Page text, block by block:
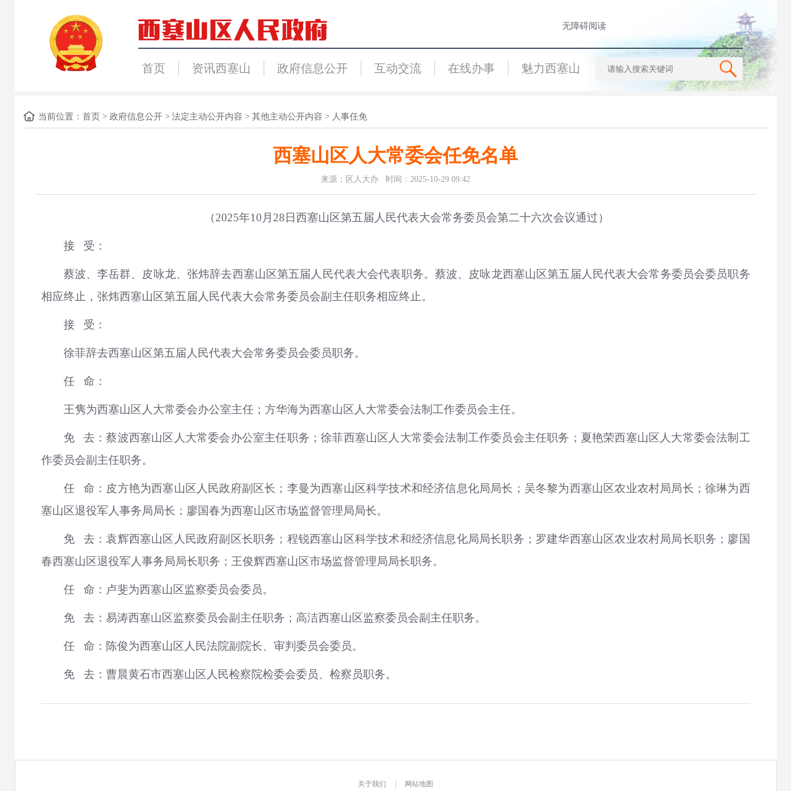
无障碍阅读
首页 资讯西塞山 政府信息公开 互动交流 在线办事 魅力西塞山
当前位置： 首页> 政府信息公开> 法定主动公开内容 > 其他主动公开内容 > 人事任免
西塞山区人大常委会任免名单
来源：区人大办 时间：2025-10-29 09:42
（2025年10月28日西塞山区第五届人民代表大会常务委员会第二十六次会议通过）
接 受：
蔡波、李岳群、皮咏龙、张炜辞去西塞山区第五届人民代表大会代表职务。蔡波、皮咏龙西塞山区第五届人民代表大会常务委员会委员职务
相应终止，张炜西塞山区第五届人民代表大会常务委员会副主任职务相应终止。
接 受：
徐菲辞去西塞山区第五届人民代表大会常务委员会委员职务。
任 命：
王隽为西塞山区人大常委会办公室主任；方华海为西塞山区人大常委会法制工作委员会主任。
免 去：蔡波西塞山区人大常委会办公室主任职务；徐菲西塞山区人大常委会法制工作委员会主任职务；夏艳荣西塞山区人大常委会法制工
作委员会副主任职务。
任 命：皮方艳为西塞山区人民政府副区长；李曼为西塞山区科学技术和经济信息化局局长；吴冬黎为西塞山区农业农村局局长；徐琳为西
塞山区退役军人事务局局长；廖国春为西塞山区市场监督管理局局长。
免 去：袁辉西塞山区人民政府副区长职务；程锐西塞山区科学技术和经济信息化局局长职务；罗建华西塞山区农业农村局局长职务；廖国
春西塞山区退役军人事务局局长职务；王俊辉西塞山区市场监督管理局局长职务。
任 命：卢斐为西塞山区监察委员会委员。
免 去：易涛西塞山区监察委员会副主任职务；高洁西塞山区监察委员会副主任职务。
任 命：陈俊为西塞山区人民法院副院长、审判委员会委员。
免 去：曹晨黄石市西塞山区人民检察院检委会委员、检察员职务。
关于我们 网站地图